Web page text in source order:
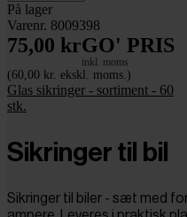
På lager
Varenr. 8009398
75,00 krGO' PRIS
inkl. moms
(60,00 kr. ekskl. moms.)
Glas sikringer - sortiment - 60
stk.
Sikringer til bil
Sikringer til biler - sæt med